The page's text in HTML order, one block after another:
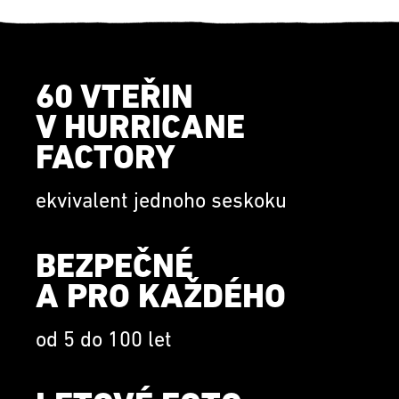
60 VTEŘIN
V HURRICANE
FACTORY
ekvivalent jednoho seskoku
BEZPEČNÉ
A PRO KAŽDÉHO
od 5 do 100 let